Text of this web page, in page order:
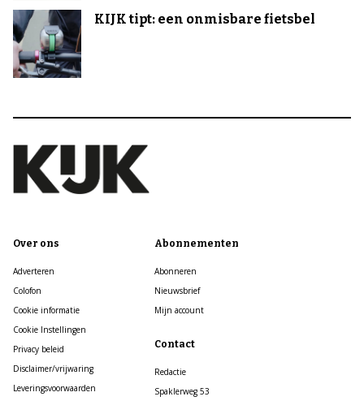
KIJK tipt: een onmisbare fietsbel
Over ons
Adverteren
Colofon
Cookie informatie
Cookie Instellingen
Privacy beleid
Disclaimer/vrijwaring
Leveringsvoorwaarden
Abonnementen
Abonneren
Nieuwsbrief
Mijn account
Contact
Redactie
Spaklerweg 53